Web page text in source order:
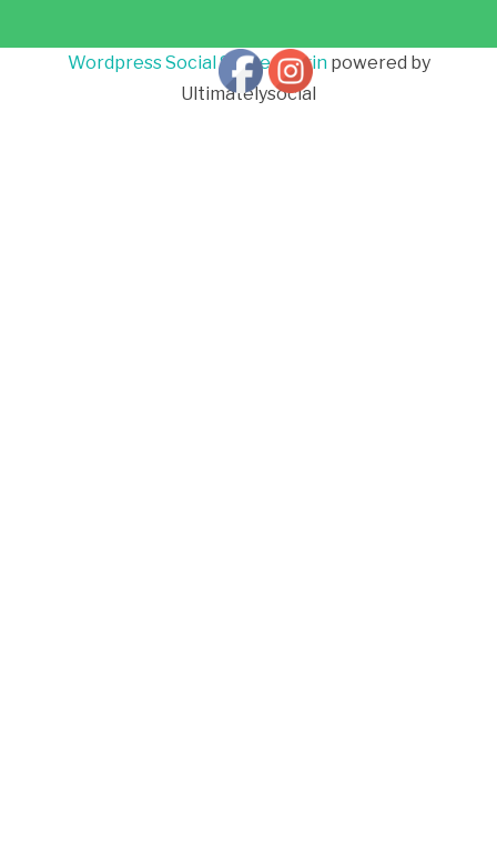
Wordpress Social Share Plugin powered by
Ultimatelysocial